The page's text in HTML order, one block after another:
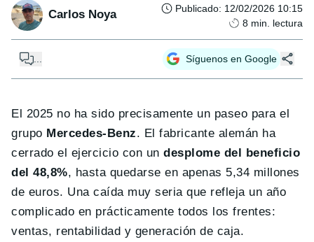
Carlos Noya Publicado: 12/02/2026 10:15
8 min. lectura
Síguenos en Google
El 2025 no ha sido precisamente un paseo para el
grupo Mercedes-Benz. El fabricante alemán ha
cerrado el ejercicio con undesplome del beneficio
del 48,8%, hasta quedarse en apenas 5,34 millones
de euros. Una caída muy seria que refleja un año
complicado en prácticamente todos los frentes:
ventas, rentabilidad y generación de caja.